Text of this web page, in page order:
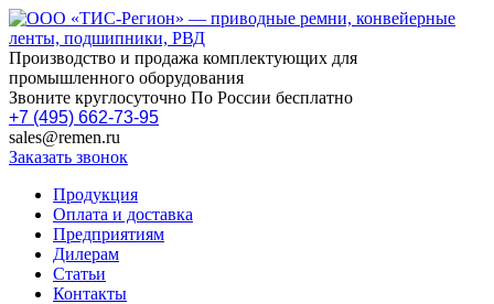
Производство и продажа комплектующих для
промышленного оборудования
Звоните круглосуточно По России бесплатно
+7 (495) 662-73-95
sales@remen.ru
Заказать звонок
Продукция
Оплата и доставка
Предприятиям
Дилерам
Статьи
Контакты